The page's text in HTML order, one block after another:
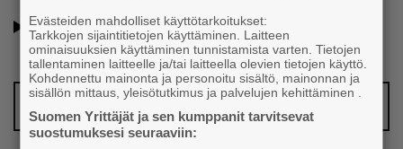
Oletko jo Suomen Yrittäjien jäsen? Lue lisää jäsenyyden
eduista ja hyödyistä!
Vinkkaa meille juttuaihe!
Evästeiden mahdolliset käyttötarkoitukset:
Tarkkojen sijaintitietojen käyttäminen. Laitteen
ominaisuuksien käyttäminen tunnistamista varten. Tietojen
tallentaminen laitteelle ja/tai laitteella olevien tietojen käyttö.
Kohdennettu mainonta ja personoitu sisältö, mainonnan ja
sisällön mittaus, yleisötutkimus ja palvelujen kehittäminen .
Suomen Yrittäjät ja sen kumppanit tarvitsevat
suostumuksesi seuraaviin: